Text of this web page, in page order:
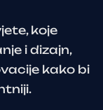
koje
i dizajn,
kako bi